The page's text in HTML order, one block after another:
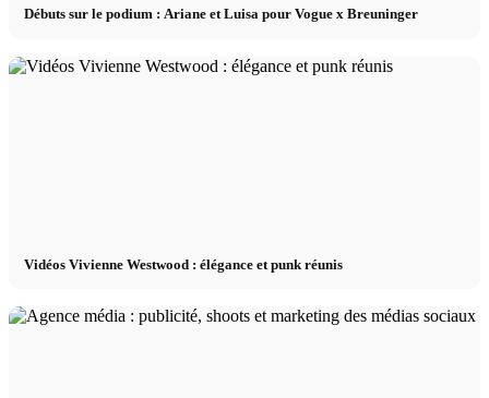
Débuts sur le podium : Ariane et Luisa pour Vogue x Breuninger
Vidéos Vivienne Westwood : élégance et punk réunis